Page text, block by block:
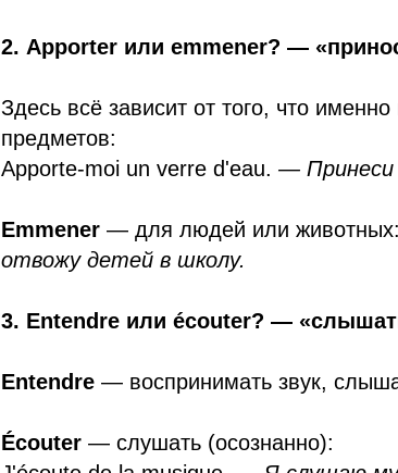
2. Apporter или emmener? —
Здесь всё зависит от того, что
предметов:
Apporte-moi un verre d'eau. — Принеси
Emmener — для людей или
отвожу детей в школу.
3. Entendre или écouter? —
Entendre — воспринимать звук,
Écouter — слушать (осознанно):